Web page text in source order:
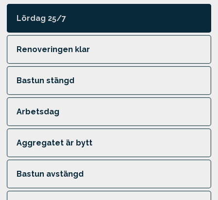
Lördag 25/7
Renoveringen klar
Bastun stängd
Arbetsdag
Aggregatet är bytt
Bastun avstängd